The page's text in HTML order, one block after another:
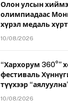
Олон улсын
олимпиадаас
хүрэл медаль
10/08/2026
“Хархорум 360°”
фестиваль
түүхээр
10/08/2026